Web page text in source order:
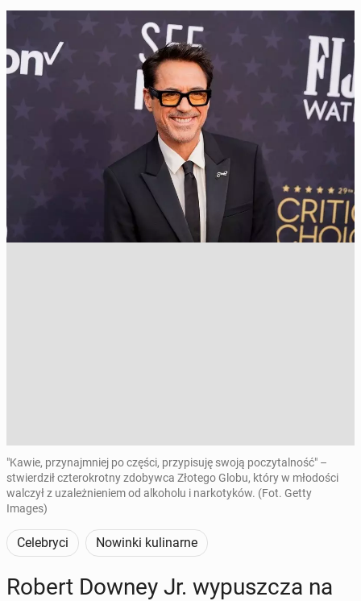
"Kawie, przynajmniej po części, przypisuję swoją poczytalność" –
stwierdził czterokrotny zdobywca Złotego Globu, który w młodości
walczył z uzależnieniem od alkoholu i narkotyków. (Fot. Getty
Images)
Celebryci Nowinki kulinarne
Robert Downey Jr. wy­pusz­cza na